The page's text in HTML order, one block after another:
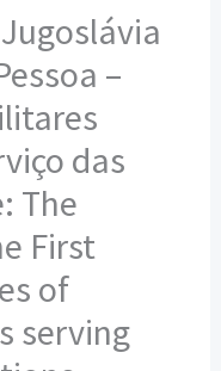
–
das
The
First
of
serving